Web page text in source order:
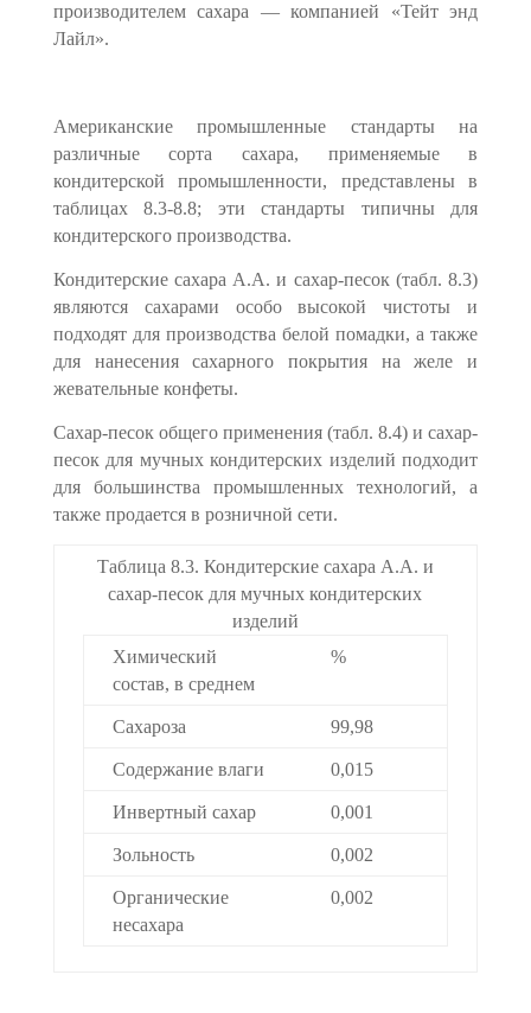
производителем саха­ра — компанией «Тейт энд
Лайл».
Американские промышленные стандарты на
различные сорта сахара, приме­няемые в
кондитерской промышленности, представлены в
таблицах 8.3-8.8; эти стандарты типичны для
кондитерского производства.
Кондитерские сахара А.А. и сахар-песок (табл. 8.3)
являются сахарами особо высокой чистоты и
подходят для производства белой помадки, а также
для нанесе­ния сахарного покрытия на желе и
жевательные конфеты.
Сахар-песок общего применения (табл. 8.4) и сахар-
песок для мучных конди­терских изделий подходит
для большинства промышленных технологий, а
также продается в розничной сети.
Таблица 8.3. Кондитерские сахара А.А. и
сахар-песок для мучных кондитерских
изделий
Химический
состав, в среднем
%
Сахароза 99,98
Содержание влаги 0,015
Инвертный сахар 0,001
Зольность 0,002
Органические
несахара
0,002